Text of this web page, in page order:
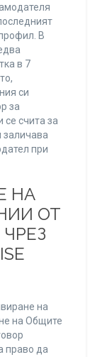
В
в 7
си
за
счита за
заличава
при
НА
ОТ
на
на Общите
право да